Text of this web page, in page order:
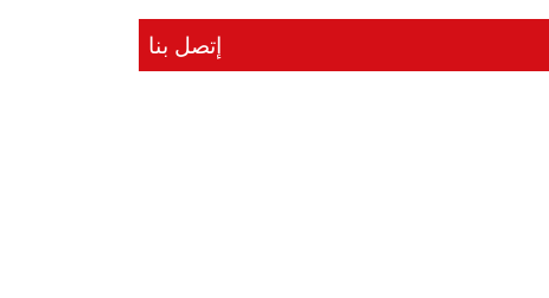
إتصل بنا